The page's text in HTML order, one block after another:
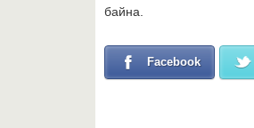
байна.
Facebook